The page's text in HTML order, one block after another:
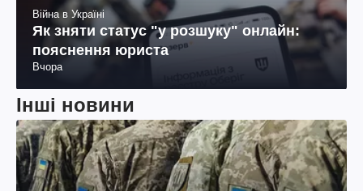
Війна в Україні
Як зняти статус "у розшуку" онлайн:
пояснення юриста
Вчора
Інші новини